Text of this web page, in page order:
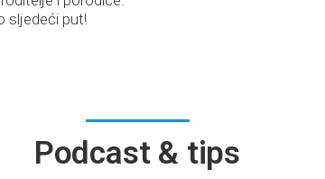
sljedeći put!
Podcast & tips